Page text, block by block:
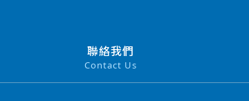
聯絡我們
Contact Us